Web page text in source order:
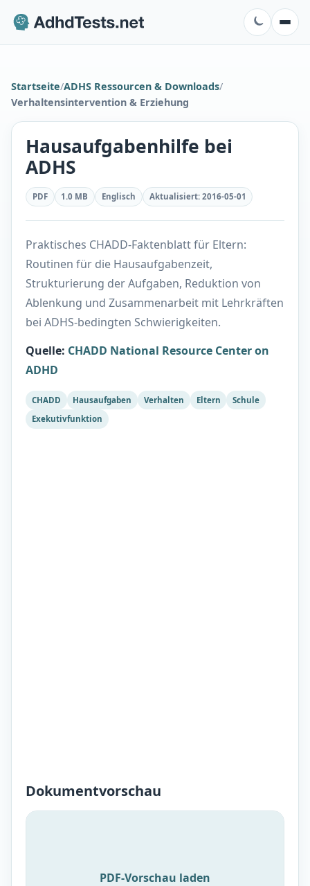
Startseite/ADHS Ressourcen & Downloads/
Verhaltensintervention & Erziehung
Hausaufgabenhilfe bei
ADHS
PDF 1.0 MB Englisch Aktualisiert: 2016-05-01
Praktisches CHADD-Faktenblatt für Eltern:
Routinen für die Hausaufgabenzeit,
Strukturierung der Aufgaben, Reduktion von
Ablenkung und Zusammenarbeit mit Lehrkräften
bei ADHS-bedingten Schwierigkeiten.
Quelle: CHADD National Resource Center on
ADHD
CHADD Hausaufgaben Verhalten Eltern
Schule
Exekutivfunktion
Dokumentvorschau
PDF-Vorschau laden